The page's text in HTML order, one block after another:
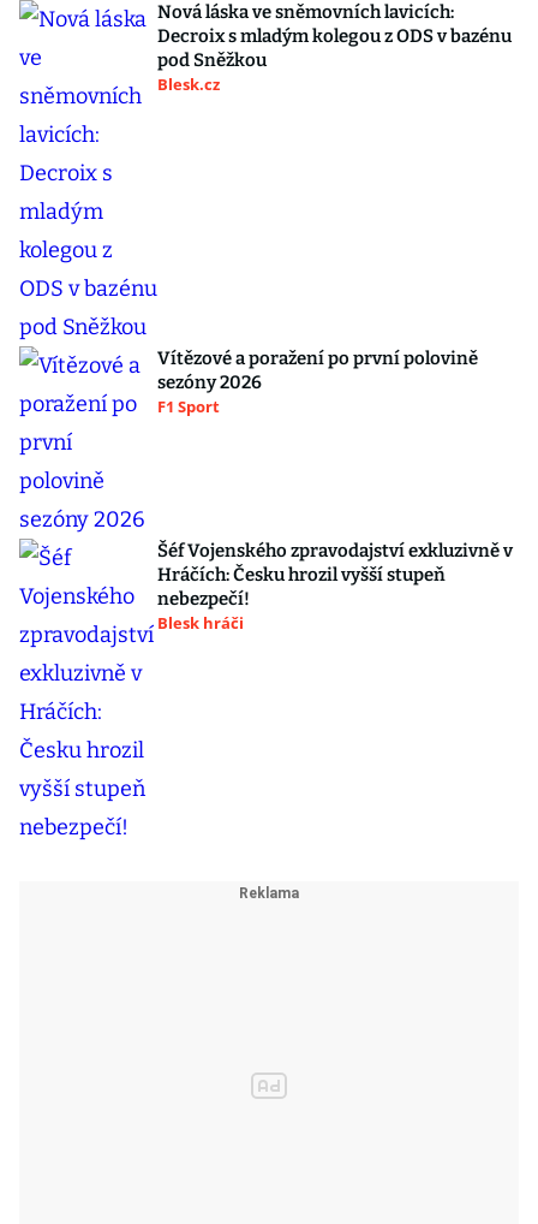
Nová láska ve sněmovních lavicích:
Decroix s mladým kolegou z ODS v bazénu
pod Sněžkou
Blesk.cz
Vítězové a poražení po první polovině
sezóny 2026
F1 Sport
Šéf Vojenského zpravodajství exkluzivně v
Hráčích: Česku hrozil vyšší stupeň
nebezpečí!
Blesk hráči